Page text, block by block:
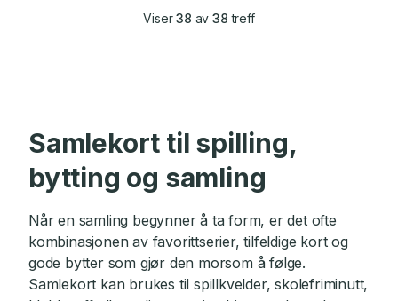
Viser38 av 38 treff
Samlekort til spilling,
bytting og samling
Når en samling begynner å ta form, er det ofte
kombinasjonen av favorittserier, tilfeldige kort og
gode bytter som gjør den morsom å følge.
Samlekort kan brukes til spillkvelder, skolefriminutt,